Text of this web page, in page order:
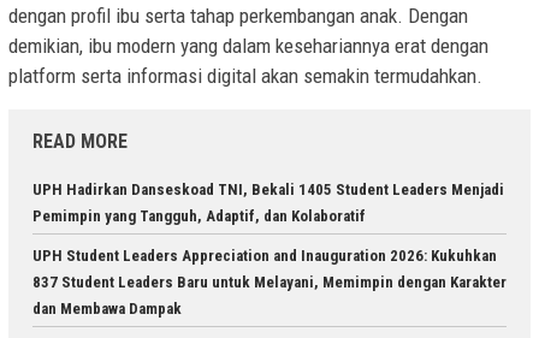
dengan profil ibu serta tahap perkembangan anak. Dengan
demikian, ibu modern yang dalam kesehariannya erat dengan
platform serta informasi digital akan semakin termudahkan.
READ MORE
UPH Hadirkan Danseskoad TNI, Bekali 1405 Student Leaders Menjadi
Pemimpin yang Tangguh, Adaptif, dan Kolaboratif
UPH Student Leaders Appreciation and Inauguration 2026: Kukuhkan
837 Student Leaders Baru untuk Melayani, Memimpin dengan Karakter
dan Membawa Dampak